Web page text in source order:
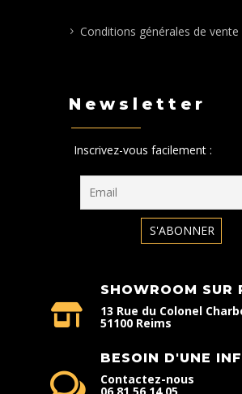
Conditions générales de vente
Newsletter
Inscrivez-vous facilement :
SHOWROOM SUR
13 Rue du Colonel
51100 Reims
BESOIN D'UNE
Contactez-nous